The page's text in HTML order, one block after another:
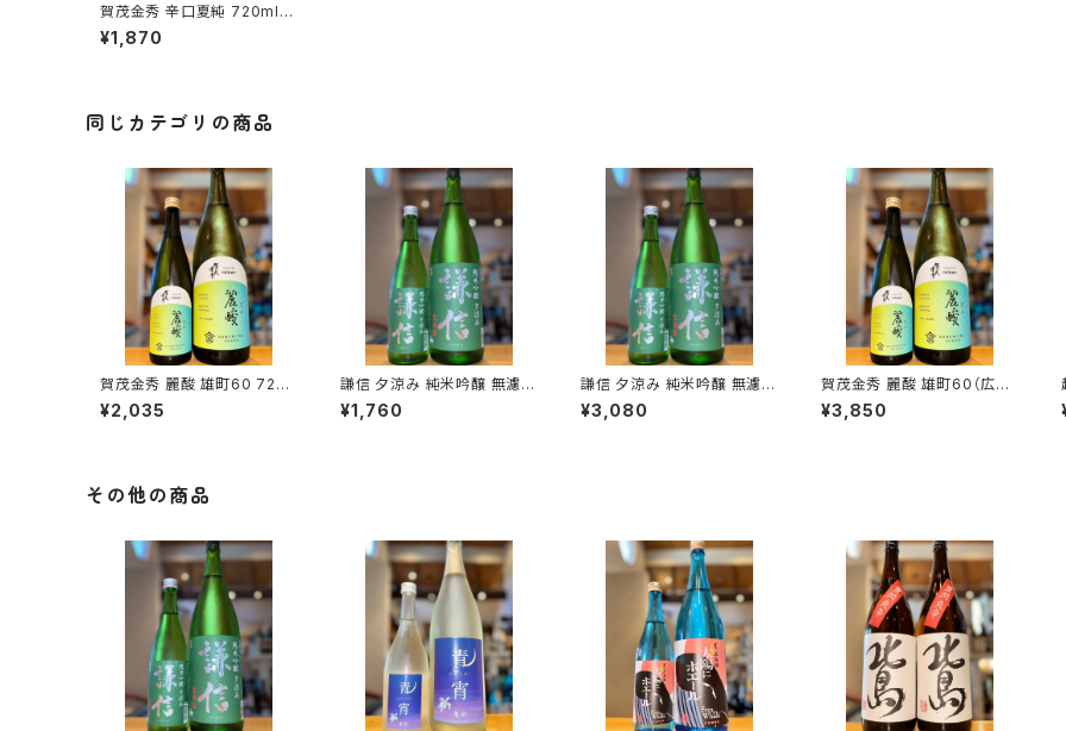
賀茂金秀 辛口夏純 720ml１
本（金光酒造・広島県東広島
市黒瀬町）
¥1,870
同じカテゴリの商品
賀茂金秀 麗酸 雄町60 720
ml１本（金光酒造・広島県東
広島市黒瀬町）
¥2,035
謙信 夕涼み 純米吟醸 無濾過
生 720ml１本（池田屋酒造・
新潟県糸魚川市新鉄）
¥1,760
謙信 夕涼み 純米吟醸 無濾過
生 1800ml１本（池田屋酒造・
新潟県糸魚川市新鉄）
¥3,080
賀茂金秀 麗酸 雄町60（広島
限定）1800ml１本（金光酒
造・広島県東広島市黒瀬町）
¥3,850
その他の商品